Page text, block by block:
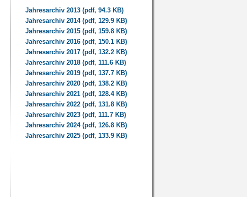
Jahresarchiv 2013 (pdf, 94.3 KB)
Jahresarchiv 2014 (pdf, 129.9 KB)
Jahresarchiv 2015 (pdf, 159.8 KB)
Jahresarchiv 2016 (pdf, 150.1 KB)
Jahresarchiv 2017 (pdf, 132.2 KB)
Jahresarchiv 2018 (pdf, 111.6 KB)
Jahresarchiv 2019 (pdf, 137.7 KB)
Jahresarchiv 2020 (pdf, 138.2 KB)
Jahresarchiv 2021 (pdf, 128.4 KB)
Jahresarchiv 2022 (pdf, 131.8 KB)
Jahresarchiv 2023 (pdf, 111.7 KB)
Jahresarchiv 2024 (pdf, 126.8 KB)
Jahresarchiv 2025 (pdf, 133.9 KB)